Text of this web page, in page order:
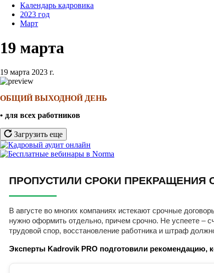
Календарь кадровика
2023 год
Март
19 марта
19 марта 2023 г.
ОБЩИЙ ВЫХОДНОЙ ДЕНЬ
• для всех работников
Загрузить еще
ПРОПУСТИЛИ СРОКИ ПРЕКРАЩЕНИЯ
В августе во многих компаниях истекают срочные
нужно оформить отдельно, причем срочно. Не успеете –
трудовой спор, восстановление работника и штраф
Эксперты Kadrovik PRO подготовили рекомендацию,